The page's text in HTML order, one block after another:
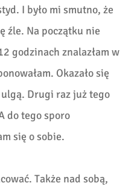
I było mi smutno, że
źle. Na początku nie
godzinach znalazłam w
Okazało się
Drugi raz już tego
do tego sporo
się o sobie.
Także nad sobą,